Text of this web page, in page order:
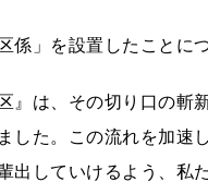
係」を設置したことに
』は、その切り口の
した。この流れを加速
出していけるよう、私